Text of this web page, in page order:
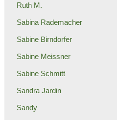
Ruth M.
Sabina Rademacher
Sabine Birndorfer
Sabine Meissner
Sabine Schmitt
Sandra Jardin
Sandy